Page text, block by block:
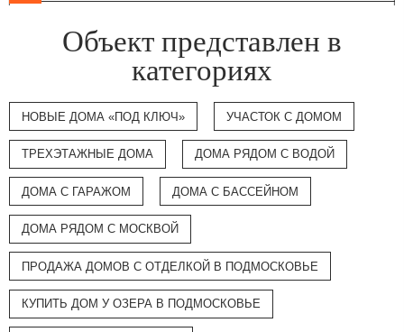
Объект представлен в
категориях
НОВЫЕ ДОМА «ПОД КЛЮЧ» УЧАСТОК С ДОМОМ
ТРЕХЭТАЖНЫЕ ДОМА ДОМА РЯДОМ С ВОДОЙ
ДОМА С ГАРАЖОМ ДОМА С БАССЕЙНОМ
ДОМА РЯДОМ С МОСКВОЙ
ПРОДАЖА ДОМОВ С ОТДЕЛКОЙ В ПОДМОСКОВЬЕ
КУПИТЬ ДОМ У ОЗЕРА В ПОДМОСКОВЬЕ